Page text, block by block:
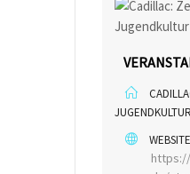
JUGENDKULTUR
WEBSITE